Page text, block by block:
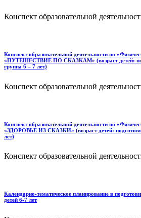
Конспект образовательной
Конспект образовательной деятельности по
«ПУТЕШЕСТВИЕ ПО СКАЗКАМ» (возраст детей:
группа 6 – 7 лет)
Конспект образовательной
Конспект образовательной деятельности по
«ЗДОРОВЬЕ ИЗ СКАЗКИ» (возраст детей:
лет)
Конспект образовательной
Календарно-тематическое планирование в
детей 6-7 лет